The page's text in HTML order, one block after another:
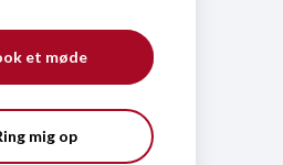
et møde
mig op